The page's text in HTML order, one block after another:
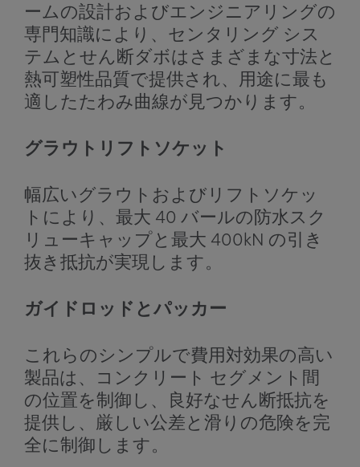
ームの設計およびエンジニアリングの
専門知識により、センタリング シス
テムとせん断ダボはさまざまな寸法と
熱可塑性品質で提供され、用途に最も
適したたわみ曲線が見つかります。
グラウトリフトソケット
幅広いグラウトおよびリフトソケッ
トにより、最大 40 バールの防水スク
リューキャップと最大 400kN の引き
抜き抵抗が実現します。
ガイドロッドとパッカー
これらのシンプルで費用対効果の高い
製品は、コンクリート セグメント間
の位置を制御し、良好なせん断抵抗を
提供し、厳しい公差と滑りの危険を完
全に制御します。